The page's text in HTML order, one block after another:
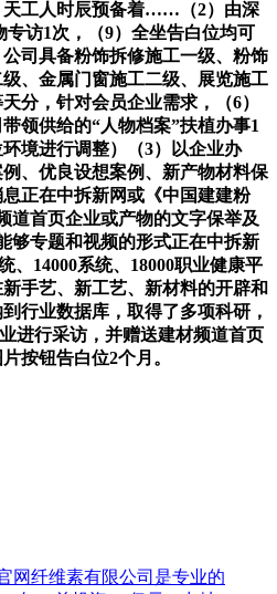
天工人时辰预备着……（2）由深
访1次，（9）全坐告白位均可
司具备粉饰拆修施工一级、粉饰
、金属门窗施工二级、展览施工
分，针对会员企业需求，（6）
领供给的“人物档案”扶植办事1
境进行调整）（3）以企业办
、优良设想案例、新产物材料保
正在中拆新网或《中国建建粉
道首页企业或产物的文字保举及
够专题和视频的形式正在中拆新
、14000系统、18000职业健康平
手艺、新工艺、新材料的开辟和
行业数据库，取得了多项科研，
进行采访，并赠送建材频道首页
按钮告白位2个月。
网纤维素有限公司是专业的